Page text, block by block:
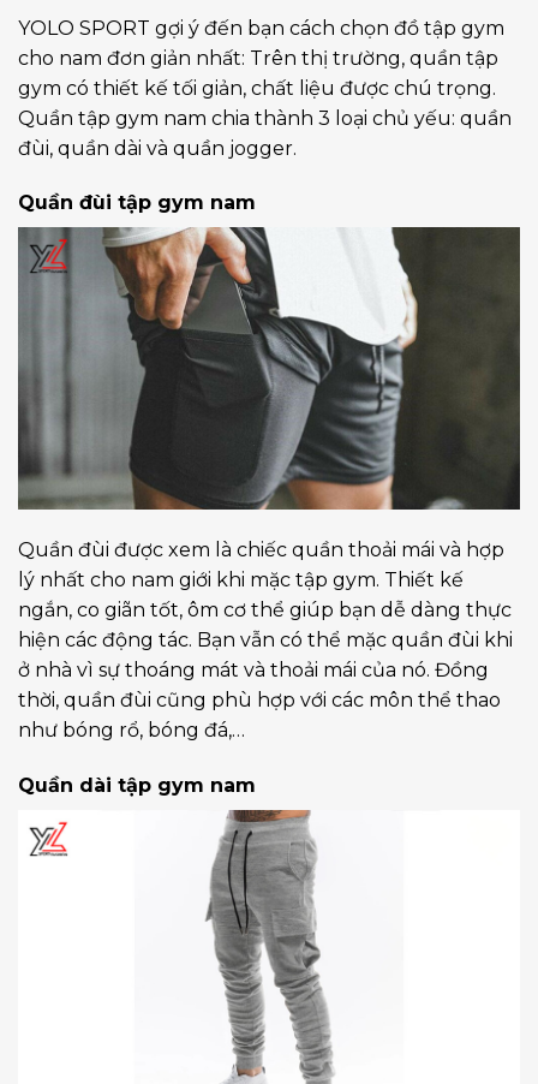
YOLO SPORT gợi ý đến bạn cách chọn đồ tập gym
cho nam đơn giản nhất: Trên thị trường, quần tập
gym có thiết kế tối giản, chất liệu được chú trọng.
Quần tập gym nam chia thành 3 loại chủ yếu: quần
đùi, quần dài và quần jogger.
Quần đùi tập gym nam
Quần đùi được xem là chiếc quần thoải mái và hợp
lý nhất cho nam giới khi mặc tập gym. Thiết kế
ngắn, co giãn tốt, ôm cơ thể giúp bạn dễ dàng thực
hiện các động tác. Bạn vẫn có thể mặc quần đùi khi
ở nhà vì sự thoáng mát và thoải mái của nó. Đồng
thời, quần đùi cũng phù hợp với các môn thể thao
như bóng rổ, bóng đá,…
Quần dài tập gym nam